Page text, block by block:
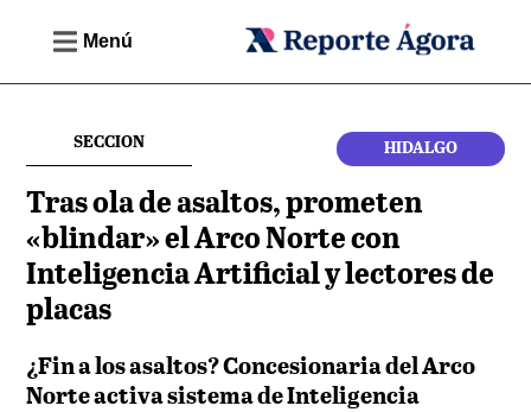
Menú
SECCION HIDALGO
Tras ola de asaltos, prometen
«blindar» el Arco Norte con
Inteligencia Artificial y lectores de
placas
¿Fin a los asaltos? Concesionaria del Arco
Norte activa sistema de Inteligencia